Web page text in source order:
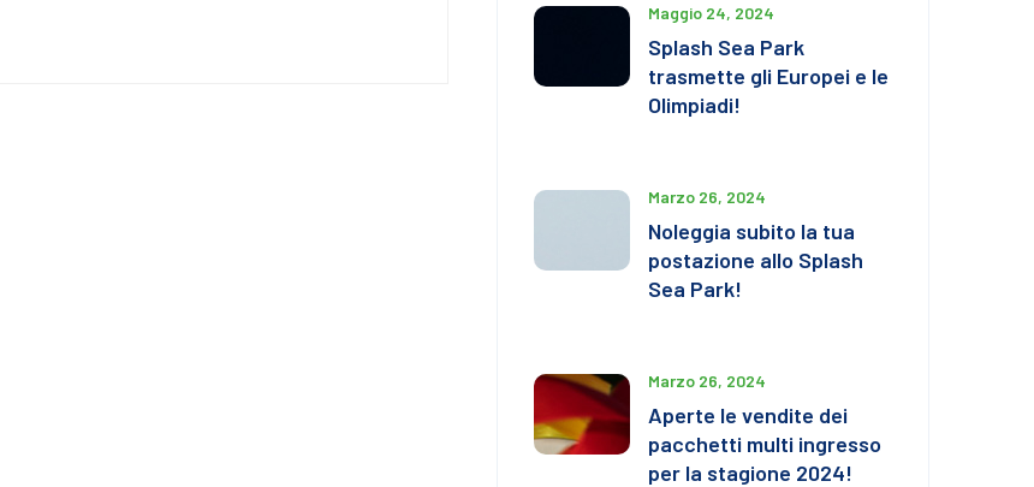
Maggio 24, 2024
Splash Sea Park
trasmette gli Europei e le
Olimpiadi!
Marzo 26, 2024
Noleggia subito la tua
postazione allo Splash
Sea Park!
Marzo 26, 2024
Aperte le vendite dei
pacchetti multi ingresso
per la stagione 2024!